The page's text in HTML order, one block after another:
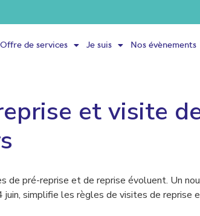
Offre de services Je suis Nos évènements
et visite
de pré-reprise et de reprise évoluent. Un
juin, simplifie les règles de visites de reprise